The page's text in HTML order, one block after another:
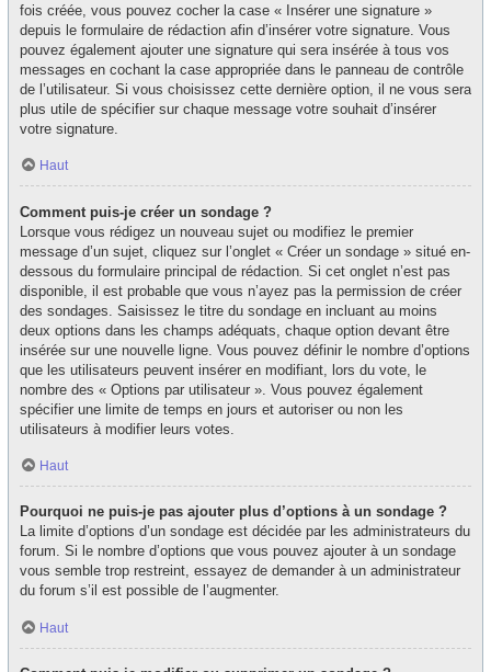
fois créée, vous pouvez cocher la case « Insérer une signature »
depuis le formulaire de rédaction afin d’insérer votre signature. Vous
pouvez également ajouter une signature qui sera insérée à tous vos
messages en cochant la case appropriée dans le panneau de contrôle
de l’utilisateur. Si vous choisissez cette dernière option, il ne vous sera
plus utile de spécifier sur chaque message votre souhait d’insérer
votre signature.
Haut
Comment puis-je créer un sondage ?
Lorsque vous rédigez un nouveau sujet ou modifiez le premier
message d’un sujet, cliquez sur l’onglet « Créer un sondage » situé en-
dessous du formulaire principal de rédaction. Si cet onglet n’est pas
disponible, il est probable que vous n’ayez pas la permission de créer
des sondages. Saisissez le titre du sondage en incluant au moins
deux options dans les champs adéquats, chaque option devant être
insérée sur une nouvelle ligne. Vous pouvez définir le nombre d’options
que les utilisateurs peuvent insérer en modifiant, lors du vote, le
nombre des « Options par utilisateur ». Vous pouvez également
spécifier une limite de temps en jours et autoriser ou non les
utilisateurs à modifier leurs votes.
Haut
Pourquoi ne puis-je pas ajouter plus d’options à un sondage ?
La limite d’options d’un sondage est décidée par les administrateurs du
forum. Si le nombre d’options que vous pouvez ajouter à un sondage
vous semble trop restreint, essayez de demander à un administrateur
du forum s’il est possible de l’augmenter.
Haut